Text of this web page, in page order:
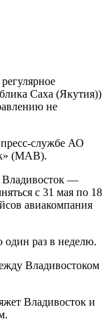
Саха (Якутия))
не
службе АО
(МАВ).
Владивосток —
с 31 мая по 18
авиакомпания
один раз в неделю.
Владивостоком
Владивосток и